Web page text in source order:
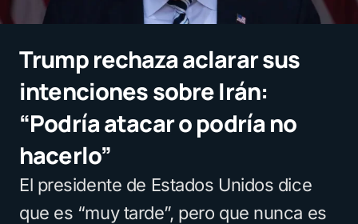
Trump rechaza aclarar sus
intenciones sobre Irán:
“Podría atacar o podría no
hacerlo”
El presidente de Estados Unidos dice
que es “muy tarde”, pero que nunca es